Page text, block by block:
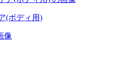
(ボディ用)